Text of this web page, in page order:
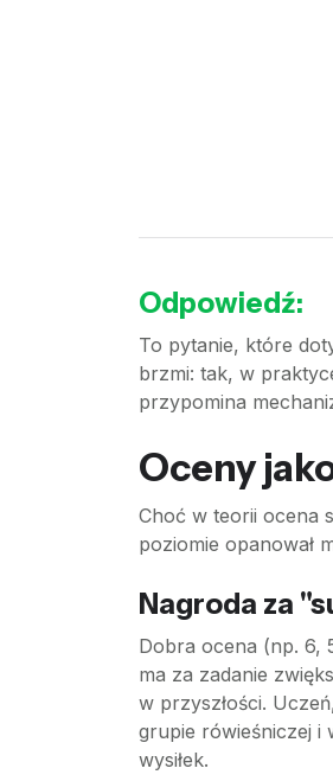
Odpowiedź:
To pytanie, które
brzmi: tak, w
przypomina
Oceny
Choć w teorii ocena
poziomie opanował
Nagroda za
Dobra ocena (np. 6,
ma za zadanie
w przyszłości.
grupie rówieśniczej i
wysiłek.